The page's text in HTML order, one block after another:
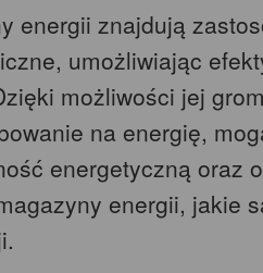
energii znajdują
umożliwiając
możliwości jej
na energię,
energetyczną oraz
energii, jakie